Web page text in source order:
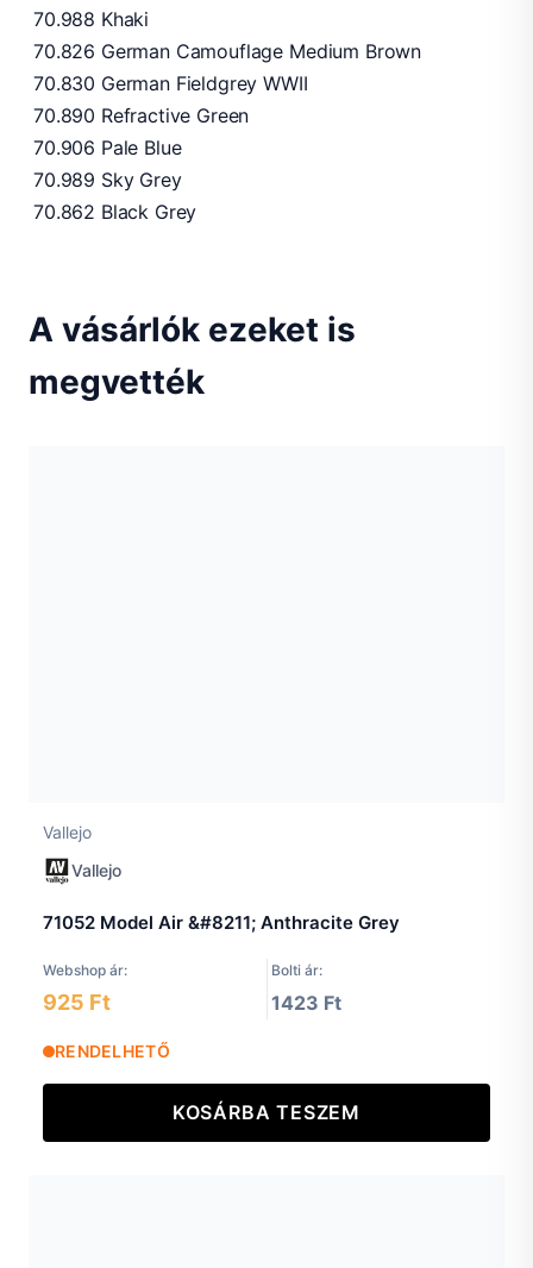
70.988 Khaki
70.826 German Camouflage Medium Brown
70.830 German Fieldgrey WWII
70.890 Refractive Green
70.906 Pale Blue
70.989 Sky Grey
70.862 Black Grey
A vásárlók ezeket is
megvették
Vallejo
Vallejo
71052 Model Air &#8211; Anthracite Grey
Webshop ár: Bolti ár:
925 Ft 1423 Ft
RENDELHETŐ
KOSÁRBA TESZEM